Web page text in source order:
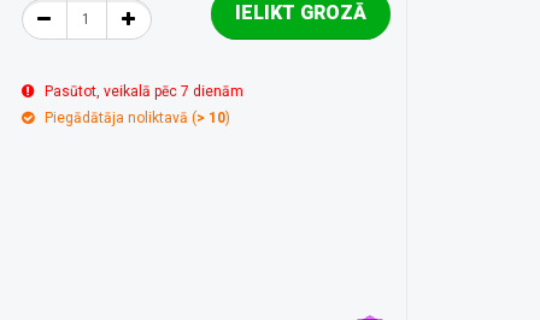
IELIKT GROZĀ
Pasūtot, veikalā pēc 7 dienām
Piegādātāja noliktavā (> 10)